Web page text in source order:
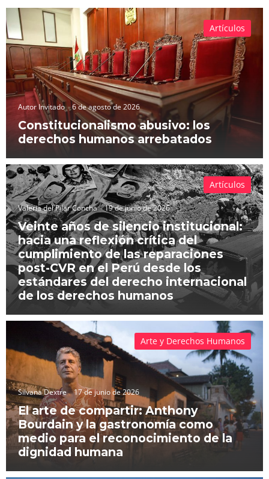
Autor Invitado 6 de agosto de 2026
Constitucionalismo abusivo: los
derechos humanos arrebatados
Artículos
Valeria del Pilar Concha 19 de junio de 2026
Veinte años de silencio institucional:
hacia una reflexión crítica del
cumplimiento de las reparaciones
post-CVR en el Perú desde los
estándares del derecho internacional
de los derechos humanos
Artículos
Silvana Dextre 17 de junio de 2026
El arte de compartir: Anthony
Bourdain y la gastronomía como
medio para el reconocimiento de la
dignidad humana
Arte y Derechos Humanos